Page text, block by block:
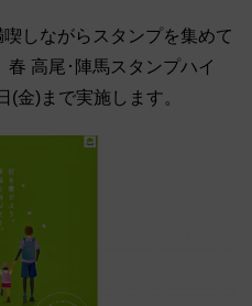
しながらスタンプを集めて
高尾･陣馬スタンプハイ
(金)まで実施します。